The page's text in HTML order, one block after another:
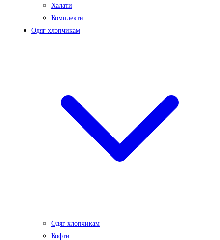
Халати
Комплекти
Одяг хлопчикам
Одяг хлопчикам
Кофти